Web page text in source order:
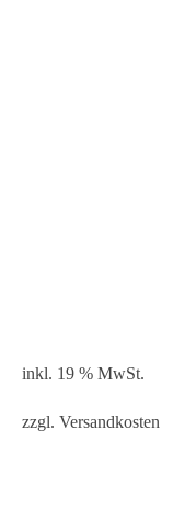
inkl. 19 % MwSt.
zzgl. Versandkosten